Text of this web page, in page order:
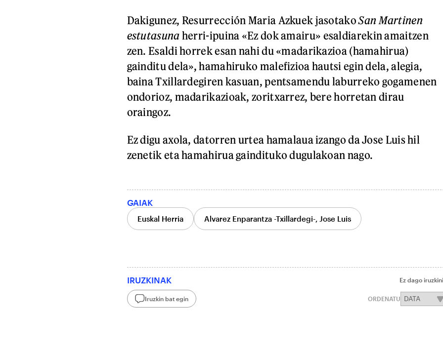
Dakigunez, Resurrección Maria Azkuek jasotakoSan Martinen
estutasuna herri-ipuina «Ez dok amairu» esaldiarekin amaitzen
zen. Esaldi horrek esan nahi du «madarikazioa (hamahirua)
gainditu dela», hamahiruko malefizioa hautsi egin dela, alegia,
baina Txillardegiren kasuan, pentsamendu laburreko gogamenen
ondorioz, madarikazioak, zoritxarrez, bere horretan dirau
oraingoz.
Ez digu axola, datorren urtea hamalaua izango da Jose Luis hil
zenetik eta hamahirua gaindituko dugulakoan nago.
GAIAK
Euskal Herria Alvarez Enparantza -Txillardegi-, Jose Luis
IRUZKINAK Ez dago
Iruzkin bat egin ORDENATU